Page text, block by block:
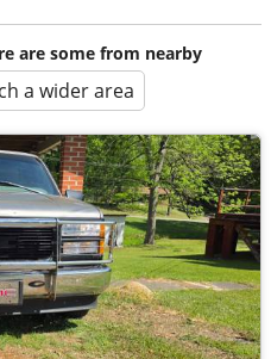
are some from nearby
a wider area